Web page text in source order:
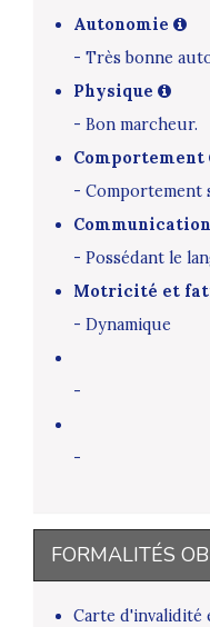
Autonomie
- Très bonne
Physique
- Bon marcheur.
Comportement
- Comportement
- Possédant le
Motricité et
- Dynamique
-
-
FORMALITÉS
Carte